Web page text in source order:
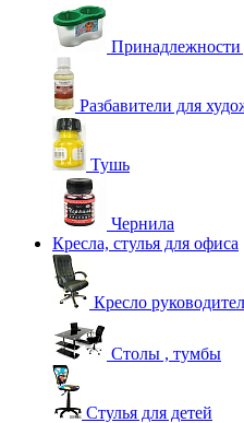
Принадлежности
Разбавители для
Тушь
Чернила
Кресла, стулья для офиса
Кресло
Столы , тумбы
Стулья для детей